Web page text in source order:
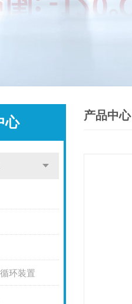
心
环装置
产品中心